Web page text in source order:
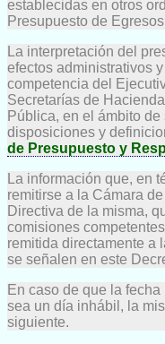
establecidas en otros
Presupuesto de
La interpretación del
efectos administrativos
competencia del
Secretarías de
Pública, en el ámbito
disposiciones y
de Presupuesto y
La información que, en
remitirse a la Cámara
Directiva de la misma,
comisiones
remitida directamente a
se señalen en este
En caso de que la
sea un día inhábil, la
siguiente.